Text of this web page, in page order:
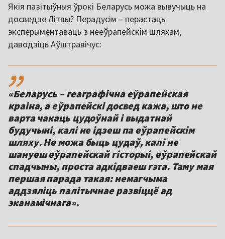
Якія пазітыўныя ўрокі Беларусь можа вывучыць на
досведзе Літвы? Перадусім – перастаць
эксперыментаваць з нееўрапейскім шляхам,
даводзіць Аўштравічус:
,,
«Беларусь – геаграфічна еўрапейская
краіна, а еўрапейскі досвед кажа, што не
варта чакаць цудоўнай і выдатнай
будучыні, калі не ідзеш па еўрапейскім
шляху. Не можа быць цудаў, калі не
шануеш еўрапейскай гісторыі, еўрапейскай
спадчыны, проста адкідваеш гэта. Таму мая
першая парада такая: немагчыма
аддзяліць палітычнае развіццё ад
эканамічнага».